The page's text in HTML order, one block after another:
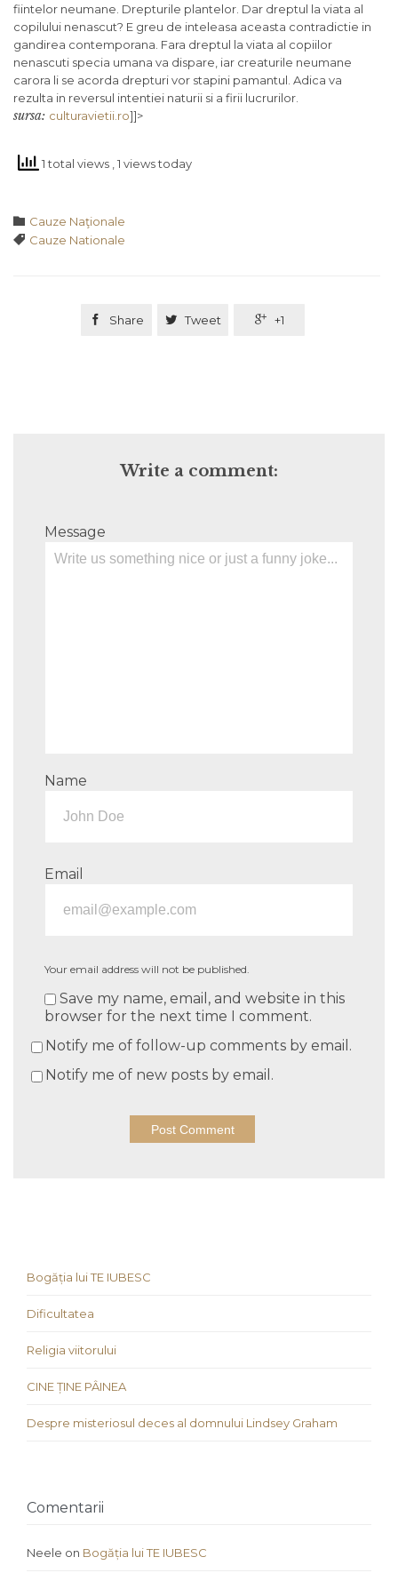
fiintelor neumane. Drepturile plantelor. Dar dreptul la viata al
copilului nenascut? E greu de inteleasa aceasta contradictie in
gandirea contemporana. Fara dreptul la viata al copiilor
nenascuti specia umana va dispare, iar creaturile neumane
carora li se acorda drepturi vor stapini pamantul. Adica va
rezulta in reversul intentiei naturii si a firii lucrurilor.
sursa: culturavietii.ro]]>
1 total views , 1 views today
 Category
Cauze Naţionale
 Tags
Cauze Nationale
 Share  Tweet  +1
Write a comment:
Message
Name
Email
Your email address will not be published.
Save my name, email, and website in this
browser for the next time I comment.
Notify me of follow-up comments by email.
Notify me of new posts by email.
Bogăția lui TE IUBESC
Dificultatea
Religia viitorului
CINE ȚINE PÂINEA
Despre misteriosul deces al domnului Lindsey Graham
Comentarii
Neele on Bogăția lui TE IUBESC